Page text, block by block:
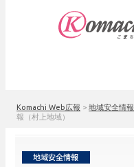
Komachi Web広報 > 地域安全情報
報（村上地域）